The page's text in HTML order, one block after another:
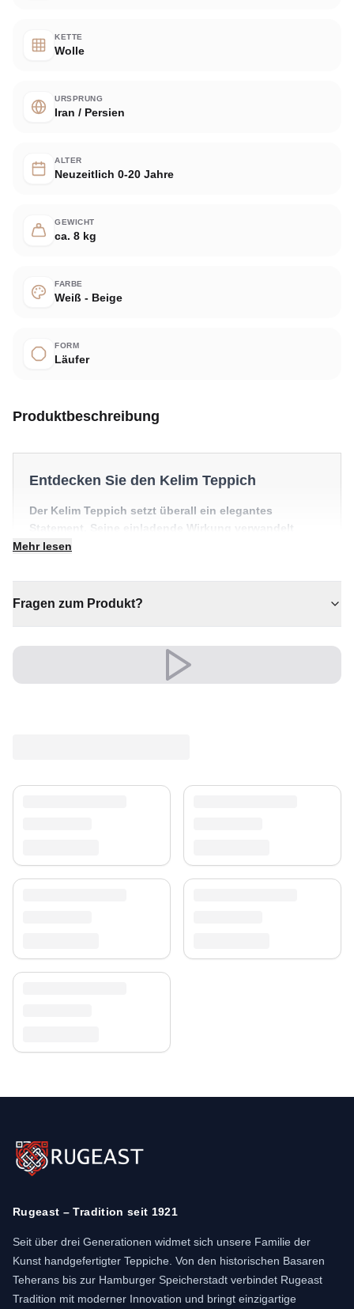
KETTE
Wolle
URSPRUNG
Iran / Persien
ALTER
Neuzeitlich 0-20 Jahre
GEWICHT
ca. 8 kg
FARBE
Weiß - Beige
FORM
Läufer
Produktbeschreibung
Entdecken Sie den Kelim Teppich
Der Kelim Teppich setzt überall ein elegantes
Statement. Seine einladende Wirkung verwandelt
jeden Raum in etwas Besonderes.
✔ Zeitloses Design für jeden Raum
✔ Vielseitiger Stil für jeden Raum
✔ Passt zu moderner und klassischer Einrichtung
Vielseitig und ausdrucksstark, fügt er sich mühelos in
Versand & Service
Mehr lesen
Fragen zum Produkt?
Rugeast – Tradition seit 1921
Seit über drei Generationen widmet sich unsere Familie der
Kunst handgefertigter Teppiche. Von den historischen Basaren
Teherans bis zur Hamburger Speicherstadt verbindet Rugeast
Tradition mit moderner Innovation und bringt einzigartige